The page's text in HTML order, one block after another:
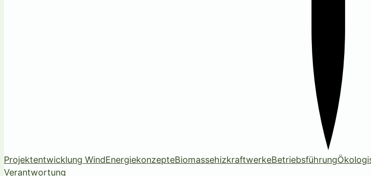
Projektentwicklung WindEnergiekonzepteBiomassehizkraftwerkeBetriebsführung
Verantwortung